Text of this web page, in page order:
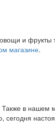
и фрукты
магазине.
Также в нашем
сегодня